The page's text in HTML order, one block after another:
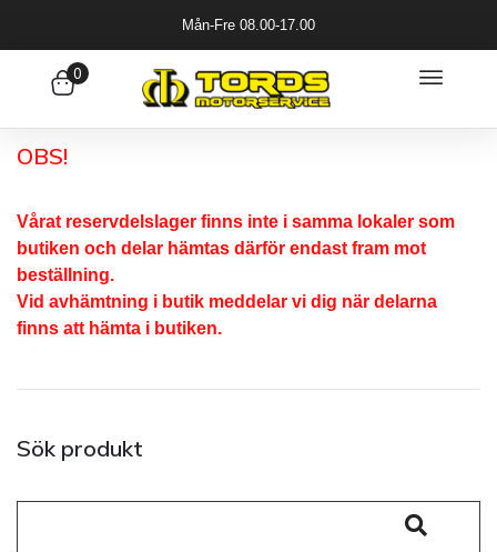
Mån-Fre 08.00-17.00
0
OBS!
Vårat reservdelslager finns inte i samma lokaler som
butiken och delar hämtas därför endast fram mot
beställning.
Vid avhämtning i butik meddelar vi dig när delarna
finns att hämta i butiken.
Sök produkt